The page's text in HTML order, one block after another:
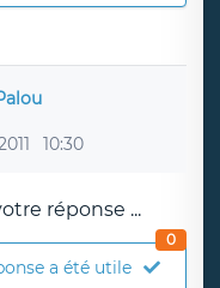
10:30
réponse ...
a été utile
0